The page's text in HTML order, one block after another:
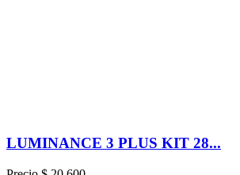
LUMINANCE 3 PLUS KIT 28...